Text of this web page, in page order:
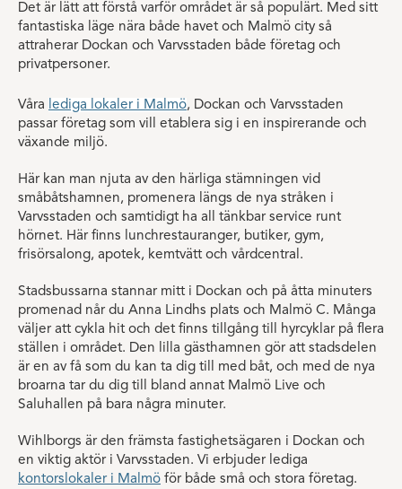
Det är lätt att förstå varför området är så populärt. Med sitt
fantastiska läge nära både havet och Malmö city så
attraherar Dockan och Varvsstaden både företag och
privatpersoner.
Våra lediga lokaler i Malmö, Dockan och Varvsstaden
passar företag som vill etablera sig i en inspirerande och
växande miljö.
Här kan man njuta av den härliga stämningen vid
småbåtshamnen, promenera längs de nya stråken i
Varvsstaden och samtidigt ha all tänkbar service runt
hörnet. Här finns lunchrestauranger, butiker, gym,
frisörsalong, apotek, kemtvätt och vårdcentral.
Stadsbussarna stannar mitt i Dockan och på åtta minuters
promenad når du Anna Lindhs plats och Malmö C. Många
väljer att cykla hit och det finns tillgång till hyrcyklar på flera
ställen i området. Den lilla gästhamnen gör att stadsdelen
är en av få som du kan ta dig till med båt, och med de nya
broarna tar du dig till bland annat Malmö Live och
Saluhallen på bara några minuter.
Wihlborgs är den främsta fastighetsägaren i Dockan och
en viktig aktör i Varvsstaden. Vi erbjuder lediga
kontorslokaler i Malmö för både små och stora företag.